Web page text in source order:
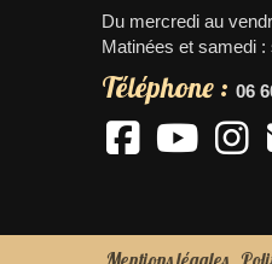
Du mercredi au
Matinées et samedi
Téléphone : 06